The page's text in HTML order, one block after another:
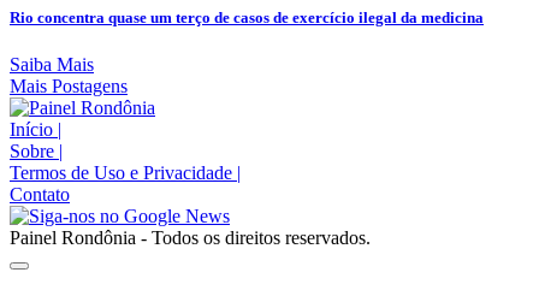
Rio concentra quase um terço de casos de exercício ilegal da medicina
Saiba Mais
Mais Postagens
Início
Sobre
Termos de Uso e Privacidade
Contato
Painel Rondônia - Todos os direitos reservados.